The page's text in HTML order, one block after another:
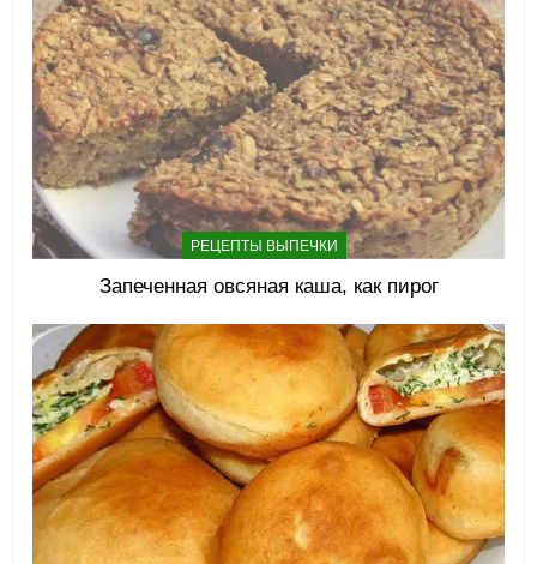
РЕЦЕПТЫ ВЫПЕЧКИ
Запеченная овсяная каша, как пирог